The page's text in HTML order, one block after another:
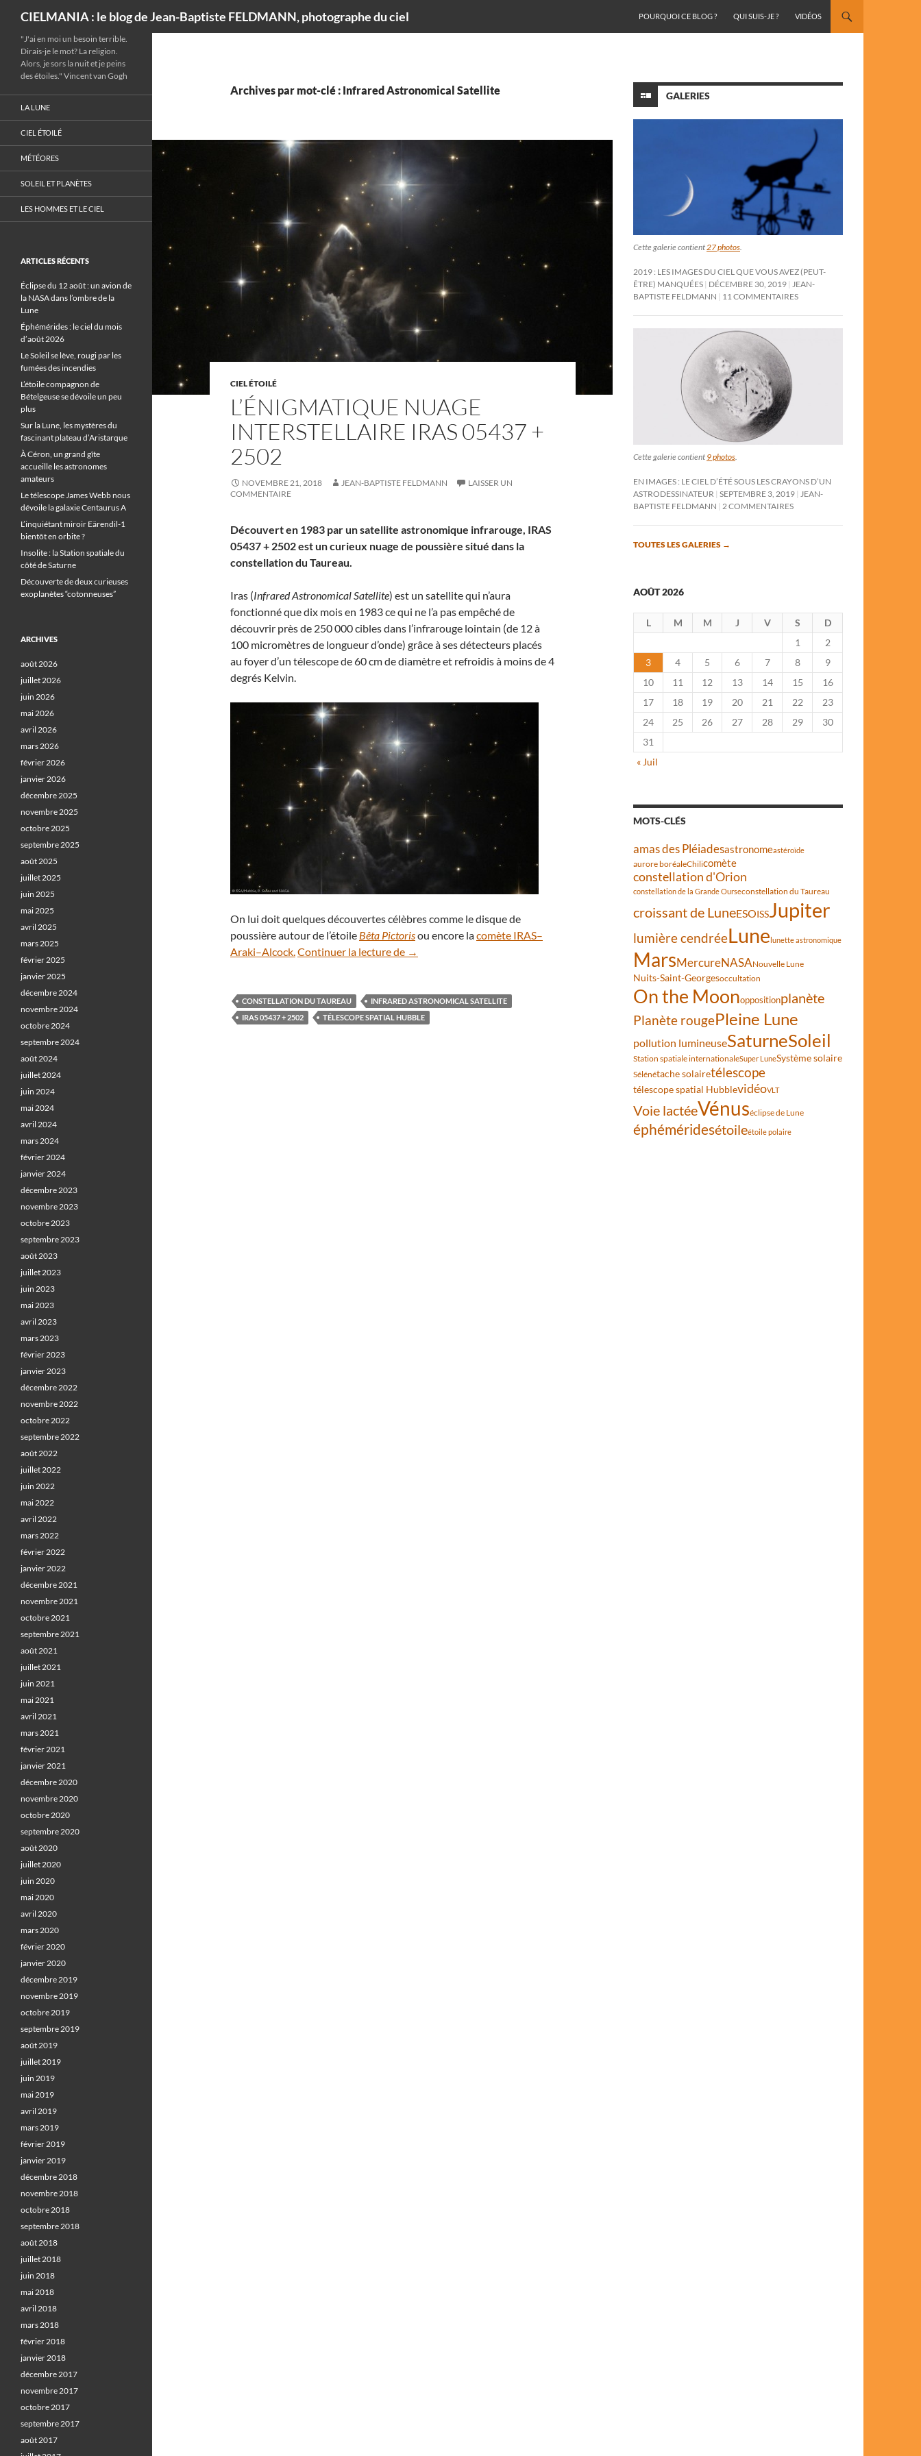
CIELMANIA : le blog de Jean-Baptiste FELDMANN, photographe du ciel
POURQUOI CE BLOG ?
QUI SUIS-JE ? VIDÉOS
Archives par mot-clé : Infrared Astronomical Satellite
CIEL ÉTOILÉ
L’ÉNIGMATIQUE NUAGE
INTERSTELLAIRE IRAS 05437 +
2502
NOVEMBRE 21, 2018 JEAN-BAPTISTE FELDMANN
LAISSER UN
COMMENTAIRE
Découvert en 1983 par un satellite astronomique infrarouge, IRAS
05437 + 2502 est un curieux nuage de poussière situé dans la
constellation du Taureau.
Iras (Infrared Astronomical Satellite) est un satellite qui n’aura
fonctionné que dix mois en 1983 ce qui ne l’a pas empêché de
découvrir près de 250 000 cibles dans l’infrarouge lointain (de 12 à
100 micromètres de longueur d’onde) grâce à ses détecteurs placés
au foyer d’un télescope de 60 cm de diamètre et refroidis à moins de 4
degrés Kelvin.
On lui doit quelques découvertes célèbres comme le disque de
poussière autour de l’étoile Bêta Pictorisou encore lacomète IRAS–
Araki–Alcock.Continuer la lecture de L’énigmatique nuage interstellaire IRAS 05437 + 2502
→
CONSTELLATION DU TAUREAU
INFRARED ASTRONOMICAL SATELLITE
IRAS 05437 + 2502
TÉLESCOPE SPATIAL HUBBLE
GALERIES
Cette galerie contient27 photos.
2019 : LES IMAGES DU CIEL QUE VOUS AVEZ (PEUT-
ÊTRE) MANQUÉES DÉCEMBRE 30, 2019 JEAN-
BAPTISTE FELDMANN
11 COMMENTAIRES
Cette galerie contient 9 photos
EN IMAGES : LE CIEL D’ÉTÉ SOUS LES CRAYONS D’UN
ASTRODESSINATEUR SEPTEMBRE 3, 2019
JEAN-
BAPTISTE FELDMANN
2 COMMENTAIRES
TOUTES LES GALERIES →
AOÛT 2026
L M M J V S
D
1
2
3
4 5 6 7 8
9
10
11 12 13 14 15
16
17
18 19 20 21 22
23
24
25 26 27 28 29
30
31
« Juil
MOTS-CLÉS
amas des Pléiadesastronomeastéroïde
aurore boréaleChilicomète
constellation d'Orion
constellation de la Grande Ourseconstellation du Taureau
croissant de LuneESOISSJupiter
lumière cendréeLunelunette astronomique
MarsMercureNASANouvelle Lune
Nuits-Saint-Georgesoccultation
On the Moonoppositionplanète
Planète rougePleine Lune
pollution lumineuseSaturneSoleil
Station spatiale internationaleSuper LuneSystème solaire
Sélénétache solairetélescope
télescope spatial HubblevidéoVLT
Voie lactéeVénuséclipse de Lune
éphéméridesétoileétoile polaire
"J'ai en moi un besoin terrible.
Dirais-je le mot? La religion.
Alors, je sors la nuit et je peins
des étoiles." Vincent van Gogh
LA LUNE
CIEL ÉTOILÉ
MÉTÉORES
SOLEIL ET PLANÈTES
LES HOMMES ET LE CIEL
ARTICLES RÉCENTS
Éclipse du 12 août : un avion de
la NASA dans l’ombre de la
Lune
Éphémérides : le ciel du mois
d’août 2026
Le Soleil se lève, rougi par les
fumées des incendies
L’étoile compagnon de
Bételgeuse se dévoile un peu
plus
Sur la Lune, les mystères du
fascinant plateau d’Aristarque
À Céron, un grand gîte
accueille les astronomes
amateurs
Le télescope James Webb nous
dévoile la galaxie Centaurus A
L’inquiétant miroir Eärendil-1
bientôt en orbite ?
Insolite : la Station spatiale du
côté de Saturne
Découverte de deux curieuses
exoplanètes “cotonneuses”
ARCHIVES
août 2026
juillet 2026
juin 2026
mai 2026
avril 2026
mars 2026
février 2026
janvier 2026
décembre 2025
novembre 2025
octobre 2025
septembre 2025
août 2025
juillet 2025
juin 2025
mai 2025
avril 2025
mars 2025
février 2025
janvier 2025
décembre 2024
novembre 2024
octobre 2024
septembre 2024
août 2024
juillet 2024
juin 2024
mai 2024
avril 2024
mars 2024
février 2024
janvier 2024
décembre 2023
novembre 2023
octobre 2023
septembre 2023
août 2023
juillet 2023
juin 2023
mai 2023
avril 2023
mars 2023
février 2023
janvier 2023
décembre 2022
novembre 2022
octobre 2022
septembre 2022
août 2022
juillet 2022
juin 2022
mai 2022
avril 2022
mars 2022
février 2022
janvier 2022
décembre 2021
novembre 2021
octobre 2021
septembre 2021
août 2021
juillet 2021
juin 2021
mai 2021
avril 2021
mars 2021
février 2021
janvier 2021
décembre 2020
novembre 2020
octobre 2020
septembre 2020
août 2020
juillet 2020
juin 2020
mai 2020
avril 2020
mars 2020
février 2020
janvier 2020
décembre 2019
novembre 2019
octobre 2019
septembre 2019
août 2019
juillet 2019
juin 2019
mai 2019
avril 2019
mars 2019
février 2019
janvier 2019
décembre 2018
novembre 2018
octobre 2018
septembre 2018
août 2018
juillet 2018
juin 2018
mai 2018
avril 2018
mars 2018
février 2018
janvier 2018
décembre 2017
novembre 2017
octobre 2017
septembre 2017
août 2017